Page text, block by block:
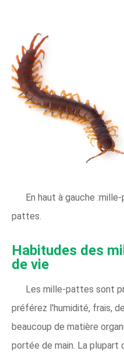
En haut à gauche
pattes.
Habitudes des
de vie
Les mille-pattes sont
préférez l'humidité, frais,
beaucoup de matière
portée de main. La